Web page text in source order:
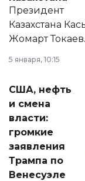
Президент
Казахстана
Жомарт Токаев
сразу несколько
актуальных
от слухов о
политических
реформах до
вопросов
экономики и
личного
5 января, 10:15
США, нефть
и смена
власти:
громкие
заявления
Трампа по
Венесуэле